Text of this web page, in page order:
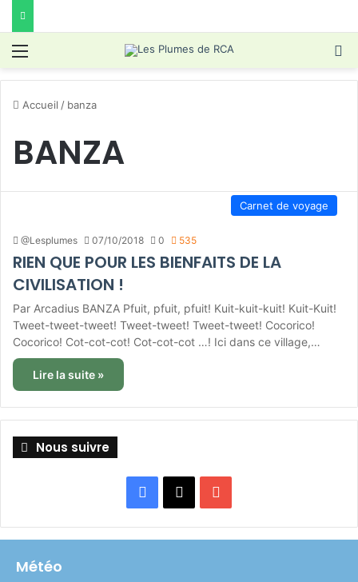
Menu
Accueil / banza
BANZA
Carnet de voyage
@Lesplumes 07/10/2018 0 535
RIEN QUE POUR LES BIENFAITS DE LA
CIVILISATION !
Par Arcadius BANZA Pfuit, pfuit, pfuit! Kuit-kuit-kuit! Kuit-Kuit!
Tweet-tweet-tweet! Tweet-tweet! Tweet-tweet! Cocorico!
Cocorico! Cot-cot-cot! Cot-cot-cot …! Ici dans ce village,…
Lire la suite »
Nous suivre
Facebook
X
Météo